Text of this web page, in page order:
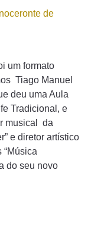
de
um formato
Tiago Manuel
deu uma Aula
Tradicional, e
musical da
e diretor artístico
do seu novo